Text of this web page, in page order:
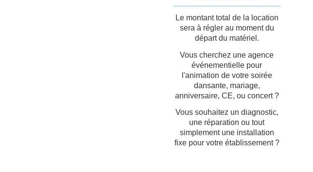
Le montant total de la location
sera à régler au moment du
départ du matériel.
Vous cherchez une agence
événementielle pour
l'animation de votre soirée
dansante, mariage,
anniversaire, CE, ou concert ?
Vous souhaitez un diagnostic,
une réparation ou tout
simplement une installation
fixe pour votre établissement ?